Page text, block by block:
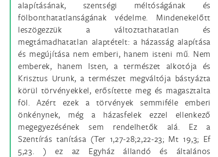
alapításának, szentségi méltóságának és
fölbonthatatlanságának védelme. Mindenekelőtt
leszögezzük a változtathatatlan és
megtámadhatatlan alaptételt: a házasság alapítása
és megújítása nem emberi, hanem isteni mű. Nem
emberek, hanem Isten, a természet alkotója és
Krisztus Urunk, a természet megváltója bástyázta
körül törvényekkel, erősítette meg és magasztalta
föl. Azért ezek a törvények semmiféle emberi
önkénynek, még a házasfelek ezzel ellenkező
megegyezésének sem rendelhetők alá. Ez a
Szentírás tanítása (Ter 1,27-28;2,22-23; Mt 19,3; Ef
5,23. ) ez az Egyház állandó és általános